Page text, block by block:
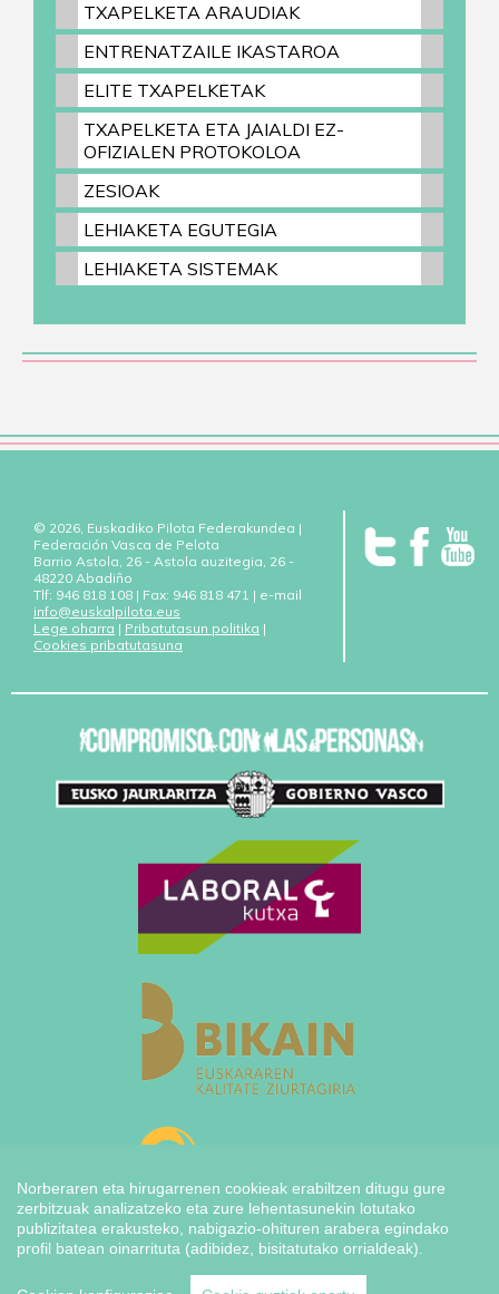
TXAPELKETA ARAUDIAK
ENTRENATZAILE IKASTAROA
ELITE TXAPELKETAK
TXAPELKETA ETA JAIALDI EZ-
OFIZIALEN PROTOKOLOA
ZESIOAK
LEHIAKETA EGUTEGIA
LEHIAKETA SISTEMAK
© 2026, Euskadiko Pilota Federakundea |
Federación Vasca de Pelota
Barrio Astola, 26 - Astola auzitegia, 26 -
48220 Abadiño
Tlf: 946 818 108 | Fax: 946 818 471 | e-mail
info@euskalpilota.eus
Lege oharra | Pribatutasun politika |
Cookies pribatutasuna
Norberaren eta hirugarrenen cookieak erabiltzen ditugu gure
zerbitzuak analizatzeko eta zure lehentasunekin lotutako
publizitatea erakusteko, nabigazio-ohituren arabera egindako
profil batean oinarrituta (adibidez, bisitatutako orrialdeak).